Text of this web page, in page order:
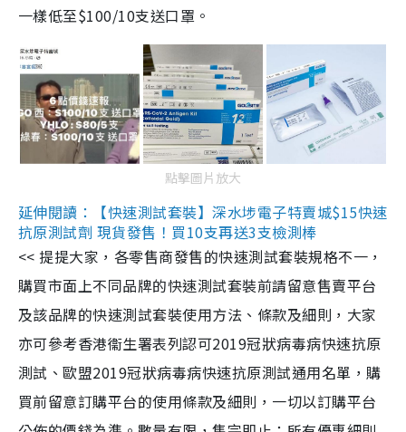
一樣低至$100/10支送口罩。
點擊圖片放大
延伸閱讀：【快速測試套裝】深水埗電子特賣城$15快速
抗原測試劑 現貨發售！買10支再送3支檢測棒
<< 提提大家，各零售商發售的快速測試套裝規格不一，
購買市面上不同品牌的快速測試套裝前請留意售賣平台
及該品牌的快速測試套裝使用方法、條款及細則，大家
亦可參考香港衞生署表列認可2019冠狀病毒病快速抗原
測試、歐盟2019冠狀病毒病快速抗原測試通用名單，購
買前留意訂購平台的使用條款及細則，一切以訂購平台